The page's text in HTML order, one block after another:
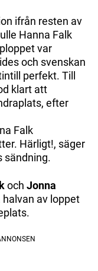
ifrån resten av
Hanna Falk
var
och svenskan
perfekt. Till
klart att
efter
Falk
Härligt!, säger
sändning.
och Jonna
av loppet